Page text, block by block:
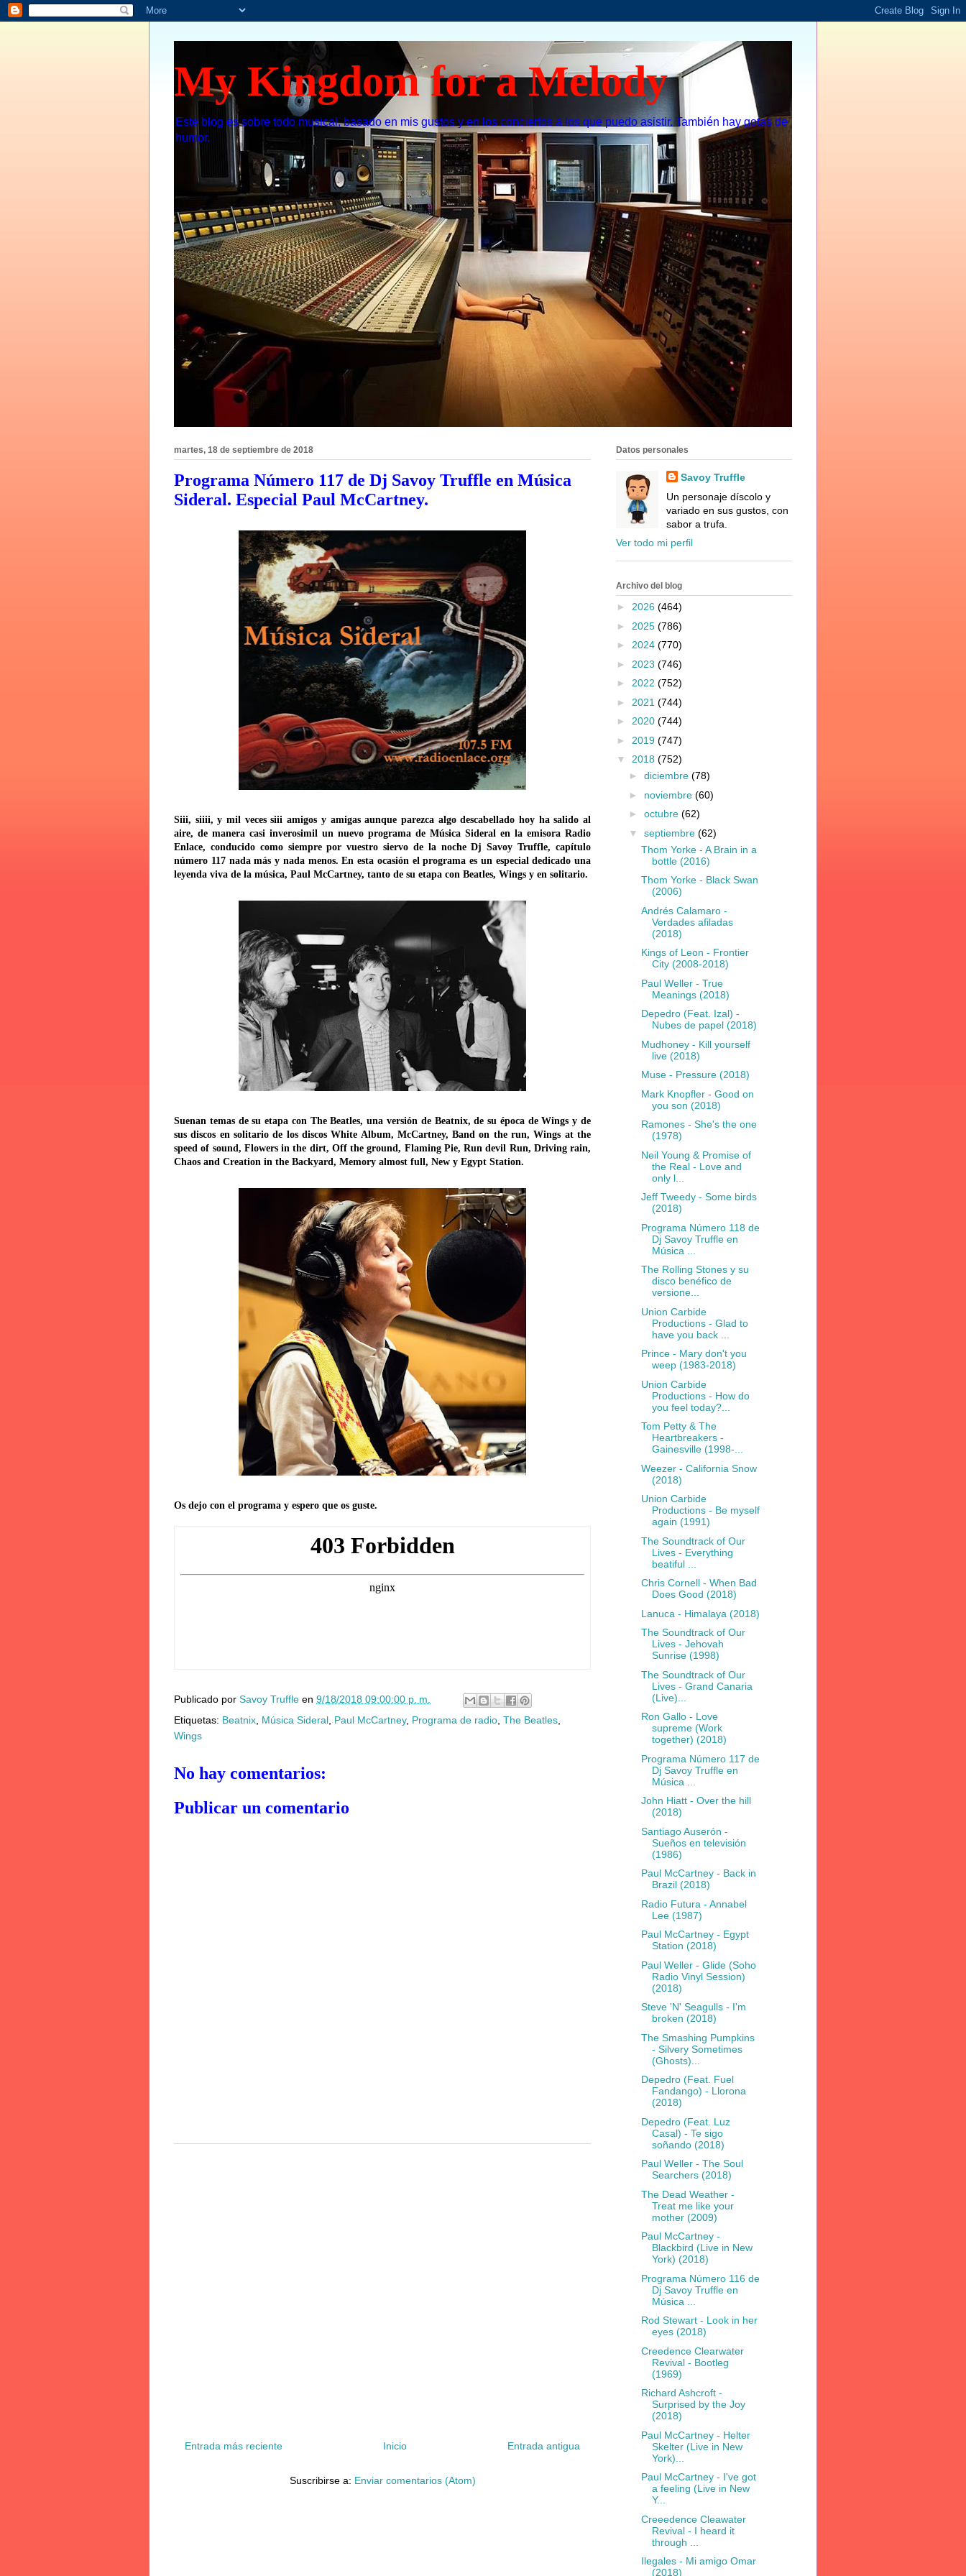
My Kingdom for a Melody
Este blog es sobre todo musical, basado en mis gustos y en los conciertos a los que puedo asistir. También hay gotas de
humor.
martes, 18 de septiembre de 2018
Programa Número 117 de Dj Savoy Truffle en Música
Sideral. Especial Paul McCartney.
Siii, siiii, y mil veces siiiamigos y amigas aunque parezca algo descabellado hoy ha salido al
aire, de manera casi inverosimil un nuevo programa de Música Sideral en la emisora Radio
Enlace, conducido como siempre por vuestro siervo de la noche Dj Savoy Truffle, capítulo
número 117 nada más y nada menos. En esta ocasión el programa es un especial dedicado una
leyenda viva de la música, Paul McCartney, tanto de su etapa con Beatles, Wings y en solitario.
Suenan temas de su etapa con The Beatles, una versión de Beatnix, de su época de Wings y de
sus discos en solitario de los discos White Album, McCartney, Band on the run, Wings at the
speed of sound, Flowers in the dirt, Off the ground, Flaming Pie, Run devil Run, Driving rain,
Chaos and Creation in the Backyard, Memory almost full, New y Egypt Station.
Os dejo con el programa y espero que os guste.
Publicado por Savoy Truffle en 9/18/2018 09:00:00 p. m.
Etiquetas: Beatnix Música Sideral Paul McCartney, Programa de radio The Beatles
Wings
No hay comentarios:
Publicar un comentario
Entrada más reciente Entrada antigua
Inicio
Suscribirse a: Enviar comentarios (Atom)
Datos personales
Savoy Truffle
Un personaje díscolo y
variado en sus gustos, con
sabor a trufa.
Ver todo mi perfil
Archivo del blog
► 2026 (464)
► 2025 (786)
► 2024 (770)
► 2023 (746)
► 2022 (752)
► 2021 (744)
► 2020 (744)
► 2019 (747)
▼ 2018 (752)
► diciembre (78)
► noviembre (60)
► octubre (62)
▼ septiembre (62)
Thom Yorke - A Brain in a
bottle (2016)
Thom Yorke - Black Swan
(2006)
Andrés Calamaro -
Verdades afiladas
(2018)
Kings of Leon - Frontier
City (2008-2018)
Paul Weller - True
Meanings (2018)
Depedro (Feat. Izal) -
Nubes de papel (2018)
Mudhoney - Kill yourself
live (2018)
Muse - Pressure (2018)
Mark Knopfler - Good on
you son (2018)
Ramones - She's the one
(1978)
Neil Young & Promise of
the Real - Love and
only l...
Jeff Tweedy - Some birds
(2018)
Programa Número 118 de
Dj Savoy Truffle en
Música ...
The Rolling Stones y su
disco benéfico de
versione...
Union Carbide
Productions - Glad to
have you back ...
Prince - Mary don't you
weep (1983-2018)
Union Carbide
Productions - How do
you feel today?...
Tom Petty & The
Heartbreakers -
Gainesville (1998-...
Weezer - California Snow
(2018)
Union Carbide
Productions - Be myself
again (1991)
The Soundtrack of Our
Lives - Everything
beatiful ...
Chris Cornell - When Bad
Does Good (2018)
Lanuca - Himalaya (2018)
The Soundtrack of Our
Lives - Jehovah
Sunrise (1998)
The Soundtrack of Our
Lives - Grand Canaria
(Live)...
Ron Gallo - Love
supreme (Work
together) (2018)
Programa Número 117 de
Dj Savoy Truffle en
Música ...
John Hiatt - Over the hill
(2018)
Santiago Auserón -
Sueños en televisión
(1986)
Paul McCartney - Back in
Brazil (2018)
Radio Futura - Annabel
Lee (1987)
Paul McCartney - Egypt
Station (2018)
Paul Weller - Glide (Soho
Radio Vinyl Session)
(2018)
Steve 'N' Seagulls - I'm
broken (2018)
The Smashing Pumpkins
- Silvery Sometimes
(Ghosts)...
Depedro (Feat. Fuel
Fandango) - Llorona
(2018)
Depedro (Feat. Luz
Casal) - Te sigo
soñando (2018)
Paul Weller - The Soul
Searchers (2018)
The Dead Weather -
Treat me like your
mother (2009)
Paul McCartney -
Blackbird (Live in New
York) (2018)
Programa Número 116 de
Dj Savoy Truffle en
Música ...
Rod Stewart - Look in her
eyes (2018)
Creedence Clearwater
Revival - Bootleg
(1969)
Richard Ashcroft -
Surprised by the Joy
(2018)
Paul McCartney - Helter
Skelter (Live in New
York)...
Paul McCartney - I've got
a feeling (Live in New
Y...
Creeedence Cleawater
Revival - I heard it
through ...
Ilegales - Mi amigo Omar
(2018)